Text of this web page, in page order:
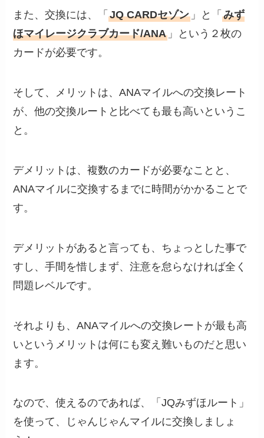
また、交換には、「JQ CARDセゾン 」と「みず
ほマイレージクラブカード/ANA 」という２枚の
カードが必要です。
そして、メリットは、ANAマイルへの交換レート
が、他の交換ルートと比べても最も高いというこ
と。
デメリットは、複数のカードが必要なことと、
ANAマイルに交換するまでに時間がかかることで
す。
デメリットがあると言っても、ちょっとした事で
すし、手間を惜しまず、注意を怠らなければ全く
問題レベルです。
それよりも、ANAマイルへの交換レートが最も高
いというメリットは何にも変え難いものだと思い
ます。
なので、使えるのであれば、「JQみずほルート」
を使って、じゃんじゃんマイルに交換しましょ